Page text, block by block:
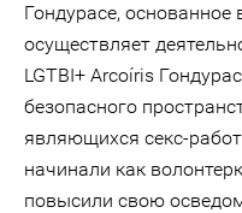
Гондурасе, основанное
осуществляет
LGTBI+ Arcoíris
безопасного
являющихся секс-
начинали как
повысили свою